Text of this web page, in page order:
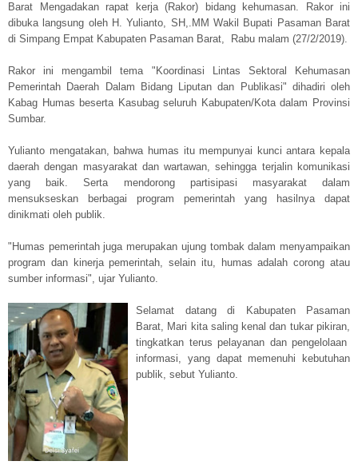
Barat Mengadakan rapat kerja (Rakor) bidang kehumasan. Rakor ini
dibuka langsung oleh H. Yulianto, SH,.MM Wakil Bupati Pasaman Barat
di Simpang Empat Kabupaten Pasaman Barat, Rabu malam (27/2/2019).
Rakor ini mengambil tema "Koordinasi Lintas Sektoral Kehumasan
Pemerintah Daerah Dalam Bidang Liputan dan Publikasi" dihadiri oleh
Kabag Humas beserta Kasubag seluruh Kabupaten/Kota dalam Provinsi
Sumbar.
Yulianto mengatakan, bahwa humas itu mempunyai kunci antara kepala
daerah dengan masyarakat dan wartawan, sehingga terjalin komunikasi
yang baik. Serta mendorong partisipasi masyarakat dalam
mensukseskan berbagai program pemerintah yang hasilnya dapat
dinikmati oleh publik.
"Humas pemerintah juga merupakan ujung tombak dalam menyampaikan
program dan kinerja pemerintah, selain itu, humas adalah corong atau
sumber informasi", ujar Yulianto.
Selamat datang di Kabupaten Pasaman
Barat, Mari kita saling kenal dan tukar pikiran,
tingkatkan terus pelayanan dan pengelolaan
informasi, yang dapat memenuhi kebutuhan
publik, sebut Yulianto.